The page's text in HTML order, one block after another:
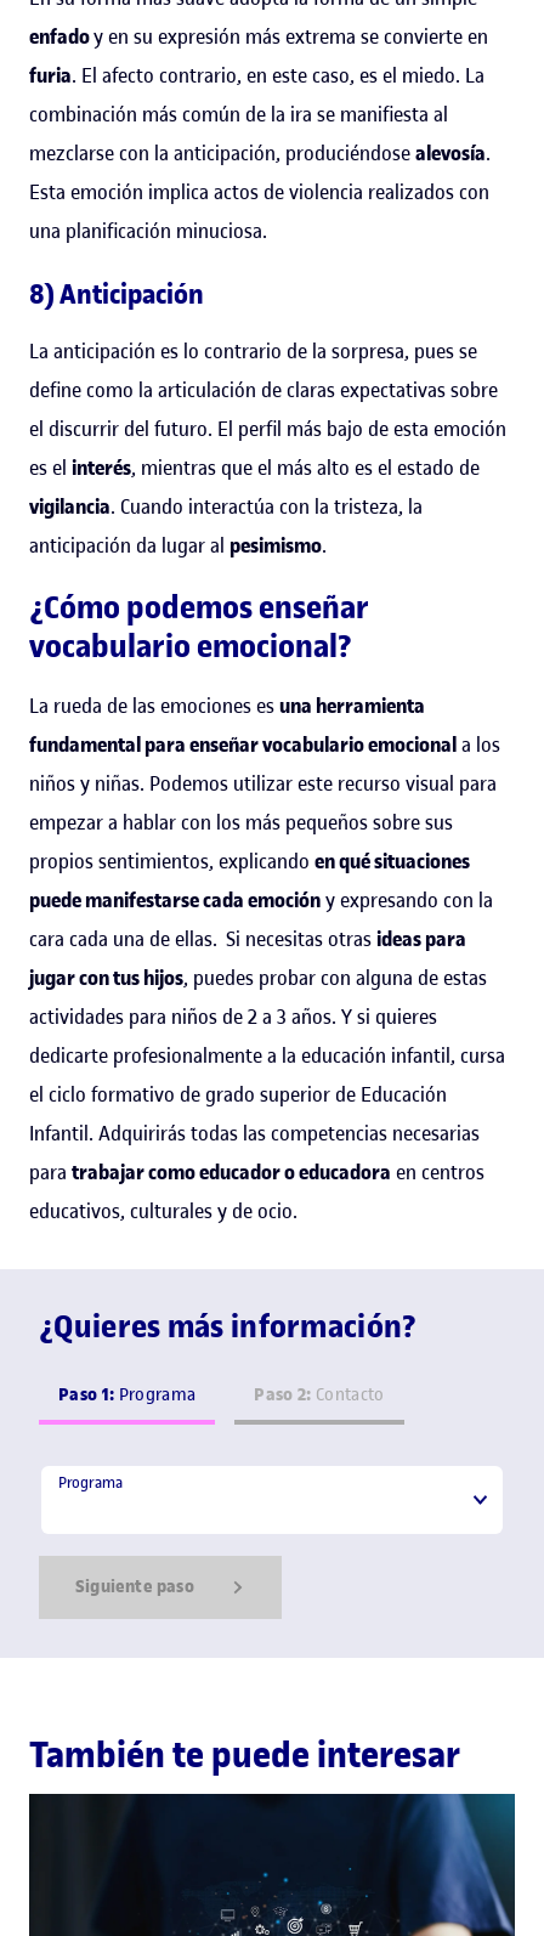
enfadoy en su expresión más extrema se convierte en
furia. El afecto contrario, en este caso, es el miedo. La
combinación más común de la ira se manifiesta al
mezclarse con la anticipación, produciéndosealevosía.
Esta emoción implica actos de violencia realizados con
una planificación minuciosa.
8) Anticipación
La anticipación es lo contrario de la sorpresa, pues se
define como la articulación de claras expectativas sobre
el discurrir del futuro. El perfil más bajo de esta emoción
es el interés, mientras que el más alto es el estado de
vigilancia. Cuando interactúa con la tristeza, la
anticipación da lugar al pesimismo.
¿Cómo podemos enseñar
vocabulario emocional?
La rueda de las emociones esuna herramienta
fundamental para enseñar vocabulario emocionala los
niños y niñas. Podemos utilizar este recurso visual para
empezar a hablar con los más pequeños sobre sus
propios sentimientos, explicando en qué situaciones
puede manifestarse cada emocióny expresando con la
cara cada una de ellas. Si necesitas otrasideas para
jugar con tus hijos, puedes probar con alguna de estas
actividades para niños de 2 a 3 años. Y si quieres
dedicarte profesionalmente a la educación infantil, cursa
el ciclo formativo de grado superior de Educación
Infantil. Adquirirás todas las competencias necesarias
para trabajar como educador o educadora en centros
educativos, culturales y de ocio.
¿Quieres más información?
Paso 1: Programa Paso 2: Contacto
Programa
Programa
Siguiente paso
También te puede interesar